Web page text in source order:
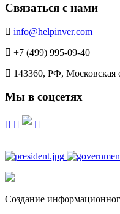
Связаться с нами
info@helpinver.com
+7 (499) 995-09-40
143360, РФ, Московская
Мы в соцсетях
Создание